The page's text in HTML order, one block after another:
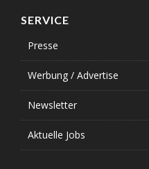
SERVICE
Presse
Werbung / Advertise
Newsletter
Aktuelle Jobs